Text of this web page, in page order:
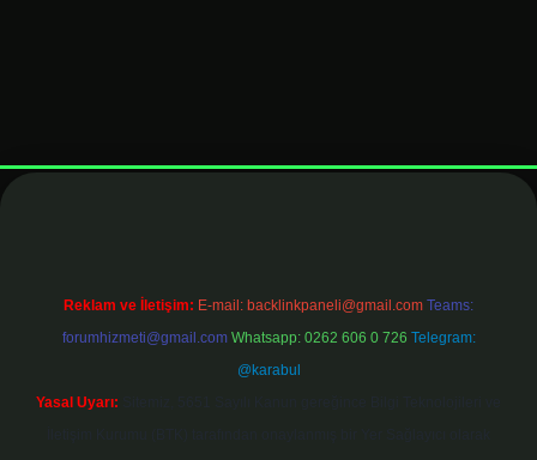
elexbett.net
Reklam ve İletişim: E-mail: backlinkpaneli@gmail.com Teams:
forumhizmeti@gmail.com Whatsapp: 0262 606 0 726 Telegram:
@karabul
Yasal Uyarı: